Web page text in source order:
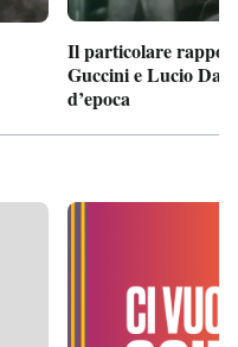
Il particolare
Guccini e Lucio
d’epoca